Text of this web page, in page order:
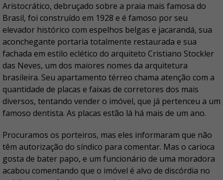
Aristocrático, debruçado sobre a praia mais famosa do
Brasil, foi construído em 1928 e é famoso por seu
elevador histórico com espelhos belgas e jacarandá, sua
aconchegante portaria totalmente restaurada e sua
fachada em estilo eclético do arquiteto Cristiano Stockler
das Neves, um dos maiores nomes da arquitetura
brasileira. Seu apartamento térreo chama atenção com a
quantidade de placas e faixas de corretores dos mais
diversos, tentando vender o imóvel, que já pertenceu a um
famoso dentista. As placas estão lá há mais de um ano.
Procuramos os porteiros, mas eles informaram que não
têm autorização do síndico para comentar. Mas o carioca
gosta de bater papo, e um funcionário de uma moradora
acabou comentando que o imóvel é alvo de discórdia no